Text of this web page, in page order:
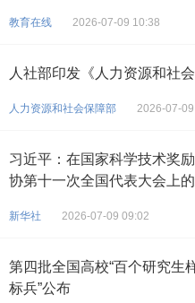
教育在线 2026-07-09 10:38
人社部印发《人力资源和社
人力资源和社会保障部 2026-07-09
习近平：在国家科学技术奖
协第十一次全国代表大会上
新华社 2026-07-09 09:02
第四批全国高校“百个研究生
标兵”公布